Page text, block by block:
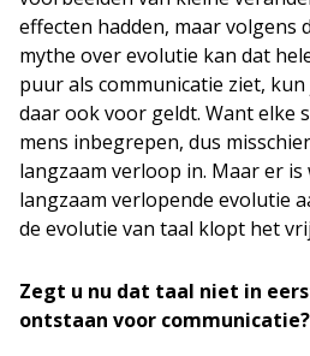
effecten hadden, maar volgens
mythe over evolutie kan dat
puur als communicatie ziet,
daar ook voor geldt. Want elke
mens inbegrepen, dus
langzaam verloop in. Maar er
langzaam verlopende evolutie
de evolutie van taal klopt het
Zegt u nu dat taal niet in
ontstaan voor communicatie?